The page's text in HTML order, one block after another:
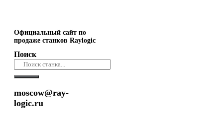
Официальный сайт по
продаже станков Raylogic
Поиск
moscow@ray-
logic.ru